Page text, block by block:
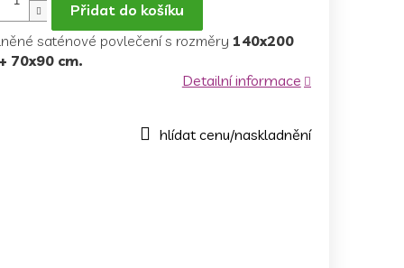
Přidat do košíku
saténové povlečení s rozměry 140x200
70x90 cm.
Detailní informace